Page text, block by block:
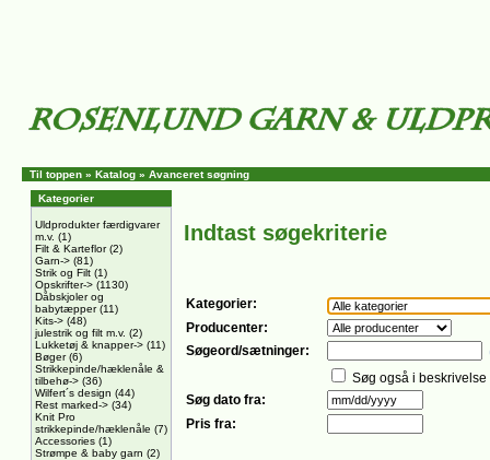
Til toppen » Katalog » Avanceret søgning
Kategorier
Uldprodukter færdigvarer
m.v. (1)
Filt & Karteflor(2)
Garn-> (81)
Strik og Filt (1)
Opskrifter-> (1130)
Dåbskjoler og
babytæpper(11)
Kits-> (48)
julestrik og filt m.v. (2)
Lukketøj & knapper-> (11)
Bøger(6)
Strikkepinde/hæklenåle &
tilbehø-> (36)
Wilfert´s design (44)
Rest marked-> (34)
Knit Pro
strikkepinde/hæklenåle (7)
Accessories (1)
Strømpe & baby garn (2)
Indtast søgekriterie
Kategorier:
Producenter:
Søgeord/sætninger:
Søg også i beskrivelse
Søg dato fra:
Pris fra: